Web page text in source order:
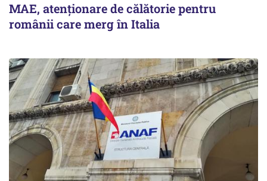
MAE, atenționare de călătorie pentru
românii care merg în Italia